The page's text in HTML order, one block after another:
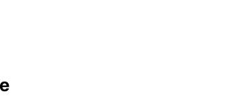
från J.Lindeberg hos
Factory Outlet hittar du ett
bestående av bland